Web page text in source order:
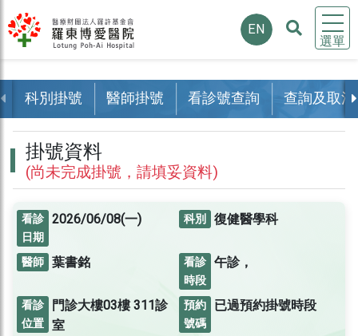
選單
EN
科別掛號 醫師掛號 看診號查詢 查詢及取消
掛號資料
(尚未完成掛號，請填妥資料)
看診
日期
2026/06/08(一) 科別 復健醫學科
醫師 葉書銘
看診
時段
午診，
看診
位置
門診大樓03樓311診
室
預約
號碼
已過預約掛號時段